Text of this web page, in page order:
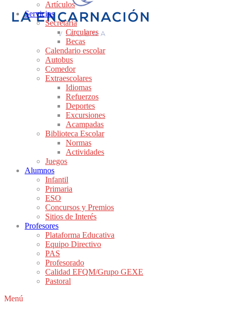
Artículos
Servicios
Secretaría
Circulares
Becas
Calendario escolar
Autobus
Comedor
Extraescolares
Idiomas
Refuerzos
Deportes
Excursiones
Acampadas
Biblioteca Escolar
Normas
Actividades
Juegos
Alumnos
Infantil
Primaria
ESO
Concursos y Premios
Sitios de Interés
Profesores
Plataforma Educativa
Equipo Directivo
PAS
Profesorado
Calidad EFQM/Grupo GEXE
Pastoral
Menú